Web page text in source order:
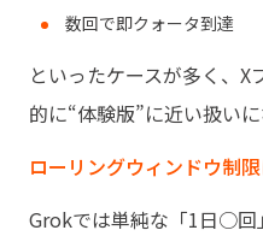
数回で即クォータ到達
といったケースが多く、
的に“体験版”に近い扱いに
ローリングウィンドウ制
Grokでは単純な「1日○回